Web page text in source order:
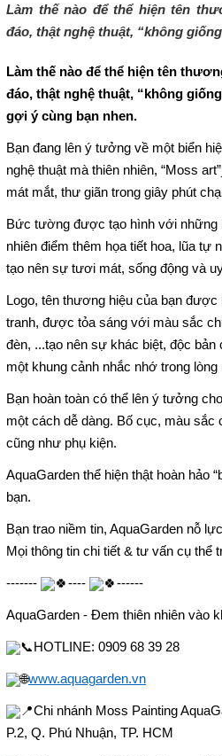
Làm thế nào để thể hiện tên
đáo, thật nghệ thuật, “không
Làm thế nào để thể hiện tên
đáo, thật nghệ thuật, “không
gợi ý cùng bạn nhen.
Bạn đang lên ý tưởng về một biển
nghệ thuật mà thiên nhiên, “Moss
mát mắt, thư giãn trong giây phút
Bức tường được tạo hình với những
nhiên điểm thêm họa tiết hoa, lũa tự
tạo nên sự tươi mát, sống động và
Logo, tên thương hiệu của bạn được
tranh, được tỏa sáng với màu sắc
đèn, ...tạo nên sự khác biệt, độc bản
một khung cảnh nhắc nhớ trong
Bạn hoàn toàn có thể lên ý tưởng
một cách dễ dàng. Bố cục, màu sắc
cũng như phụ kiện.
AquaGarden thể hiện thật hoàn hảo
bạn.
Bạn trao niềm tin, AquaGarden nỗ
Mọi thông tin chi tiết & tư vấn cụ thể
------- ---- ------
AquaGarden - Đem thiên nhiên vào
HOTLINE: 0909 68 39 28
www.aquagarden.vn
Chi nhánh Moss Painting
P.2, Q. Phú Nhuận, TP. HCM